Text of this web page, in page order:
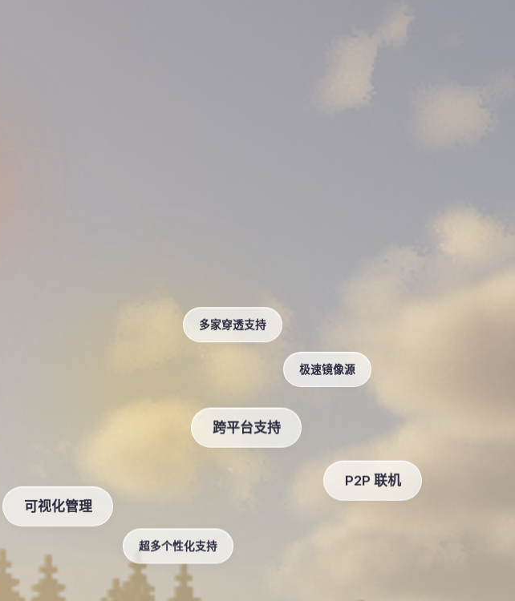
极速镜像源
P2P 联机
可视化管理
多家穿透支持
跨平台支持
超多个性化支持